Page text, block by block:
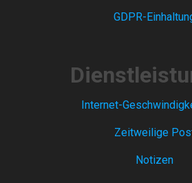
GDPR-
Internet-
Zeitweilige
Notizen